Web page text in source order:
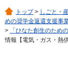
トップ> しごと・
めの奨学金返還支援事
>
「ひなた創生のため
情報【電気・ガス・熱